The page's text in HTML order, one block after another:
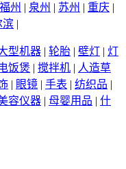
福州 | 泉州 | 苏州 | 重庆 |
滨 |
型机器 | 轮胎 | 壁灯 | 灯
饭煲 | 搅拌机 | 人造草
| 眼镜 | 手表 | 纺织品 |
容仪器 | 母婴用品 | 什